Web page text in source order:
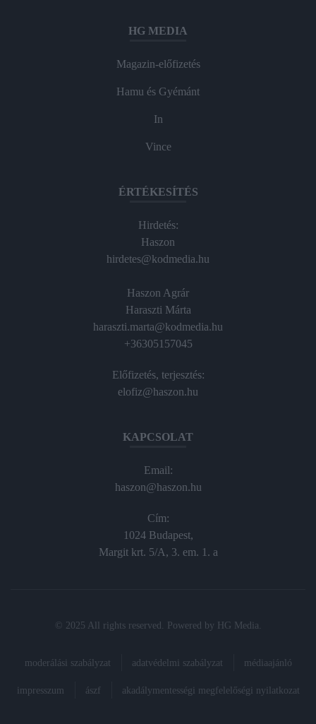
HG MEDIA
Magazin-előfizetés
Hamu és Gyémánt
In
Vince
ÉRTÉKESÍTÉS
Hirdetés:
Haszon
hirdetes@kodmedia.hu
Haszon Agrár
Haraszti Márta
haraszti.marta@kodmedia.hu
+36305157045
Előfizetés, terjesztés:
elofiz@haszon.hu
KAPCSOLAT
Email:
haszon@haszon.hu
Cím:
1024 Budapest,
Margit krt. 5/A, 3. em. 1. a
© 2025 All rights reserved. Powered by HG Media
moderálási szabályzat adatvédelmi szabályzat médiaajánló
impresszum ászf akadálymentességi megfelelőségi nyilatkozat